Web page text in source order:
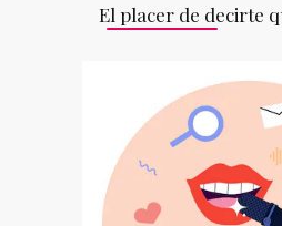
El placer de decirte